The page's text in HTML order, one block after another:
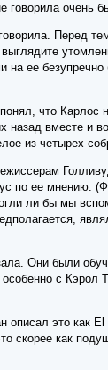
говорила очень
Перед
на ее
что Карлос
вместе и
из четырех
по ее мнению.
ли бы мы
Они были
с Кэрол
описал это как
скорее как